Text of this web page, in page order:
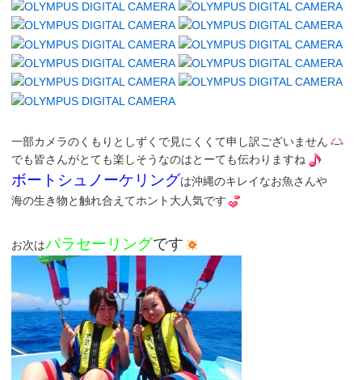
一部カメラのくもりとしずくで見にくくて申し訳ございません
でも皆さんがとても楽しそうなのはとーても伝わりますね
ボートシュノーケリングは沖縄のキレイなお魚さんや
海の生き物と触れ合えてホント大人気です
お次はパラセーリングです